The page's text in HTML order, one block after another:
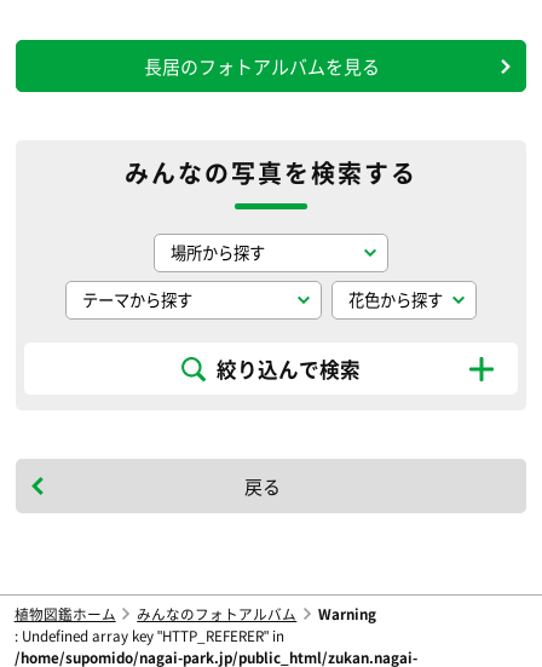
長居のフォトアルバムを見る
みんなの写真を検索する
絞り込んで検索
戻る
植物図鑑ホーム みんなのフォトアルバム
Warning
: Undefined array key "HTTP_REFERER" in
/home/supomido/nagai-park.jp/public_html/zukan.nagai-